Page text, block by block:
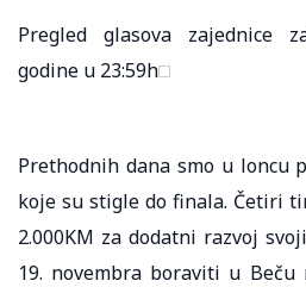
Pregled glasova zajednice
godine u 23:59h
Prethodnih dana smo u loncu
koje su stigle do finala. Četiri
2.000KM za dodatni razvoj
19. novembra boraviti u Beču